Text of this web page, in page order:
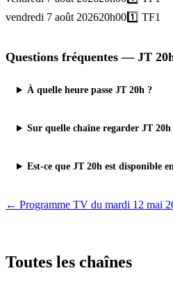
vendredi 7 août 202620h001️⃣ TF1
Questions fréquentes — JT
À quelle heure passe JT 20h ?
Sur quelle chaîne regarder JT 20h
Est-ce que JT 20h est disponible
← Programme TV du mardi 12 mai
Toutes les chaînes